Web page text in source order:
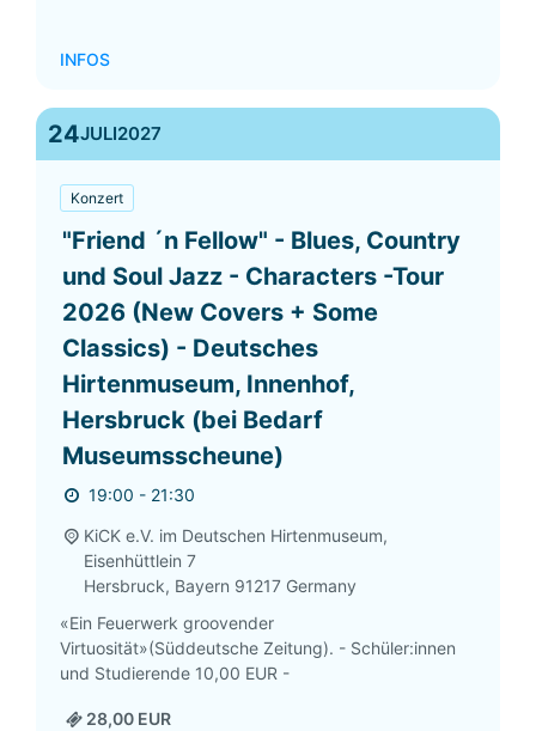
INFOS
24JULI2027
Konzert
"Friend ´n Fellow" - Blues, Country
und Soul Jazz - Characters -Tour
2026 (New Covers + Some
Classics) - Deutsches
Hirtenmuseum, Innenhof,
Hersbruck (bei Bedarf
Museumsscheune)
19:00 - 21:30
KiCK e.V. im Deutschen Hirtenmuseum,
Eisenhüttlein 7
Hersbruck, Bayern 91217 Germany
«Ein Feuerwerk groovender
Virtuosität»(Süddeutsche Zeitung). - Schüler:innen
und Studierende 10,00 EUR -
28,00 EUR